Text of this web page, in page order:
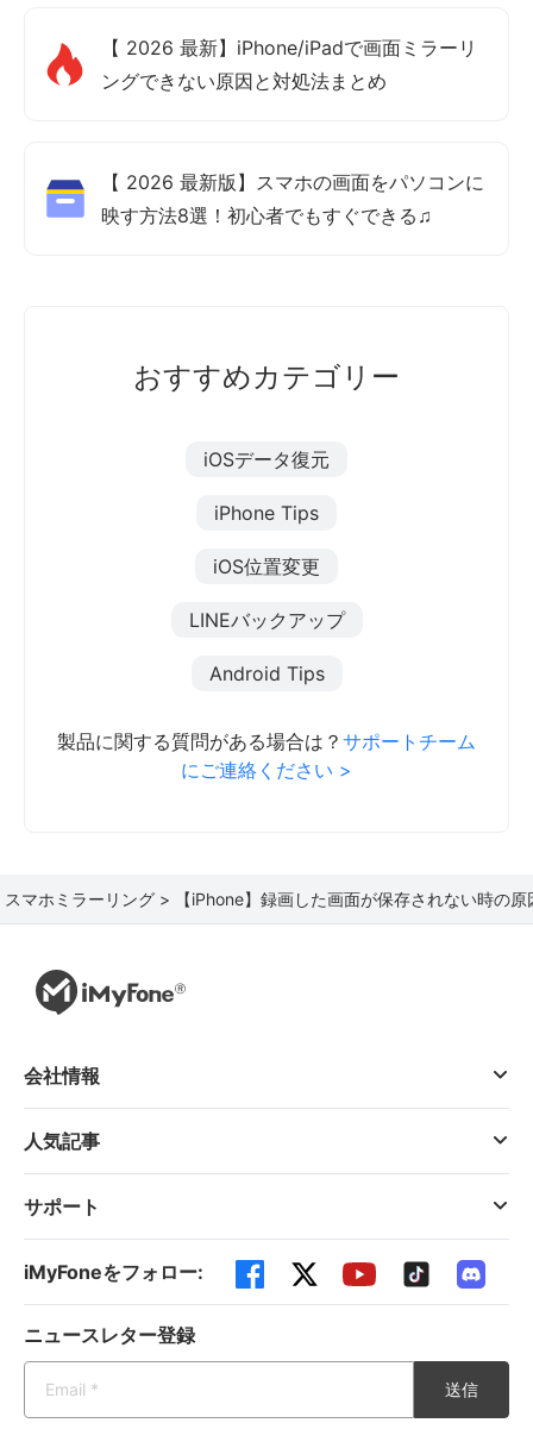
【 2026 最新】iPhone/iPadで画面ミラーリ
ングできない原因と対処法まとめ
【 2026 最新版】スマホの画面をパソコンに
映す方法8選！初心者でもすぐできる♫
おすすめカテゴリー
iOSデータ復元
iPhone Tips
iOS位置変更
LINEバックアップ
Android Tips
製品に関する質問がある場合は？ サポートチーム
にご連絡ください >
スマホミラーリング > 【iPhone】録画した画面が保存されない時の
会社情報
人気記事
サポート
iMyFoneをフォロー:
ニュースレター登録
送信